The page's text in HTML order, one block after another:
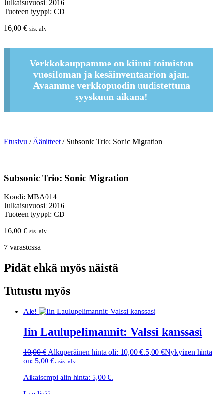
Julkaisuvuosi: 2016
Tuoteen tyyppi: CD
16,00 € sis. alv
Verkkokauppamme on kiinni toimiston
vuosiloman ja kesäinventaarion ajan.
Avaamme verkkopuodin uudistettuna
syyskuun aikana!
Etusivu /Äänitteet/ Subsonic Trio: Sonic Migration
Subsonic Trio: Sonic Migration
Koodi: MBA014
Julkaisuvuosi: 2016
Tuoteen tyyppi: CD
16,00 € sis. alv
7 varastossa
Pidät ehkä myös näistä
Tutustu myös
Ale!
Iin Laulupelimannit: Valssi kanssasi
10,00€Alkuperäinen hinta oli: 10,00 €.5,00 €Nykyinen hinta
on: 5,00 €. sis. alv
Aikaisempi alin hinta: 5,00 €.